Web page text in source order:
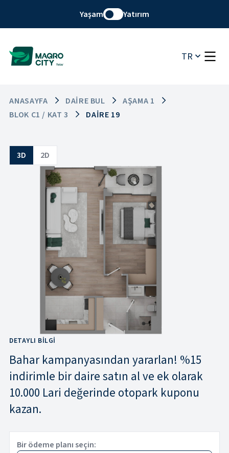
Yaşam Yatırım
TR
ANASAYFA DAIRE BUL
AŞAMA 1
BLOK C1 / KAT 3
DAIRE 19
3D 2D
DETAYLI BILGI
Bahar kampanyasından yararlan! %15
indirimle bir daire satın al ve ek olarak
10.000 Lari değerinde otopark kuponu
kazan.
Bir ödeme planı seçin: